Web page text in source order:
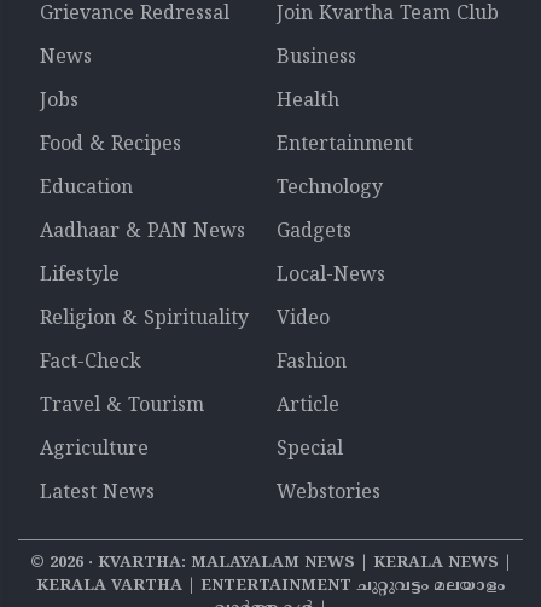
Grievance Redressal
Join Kvartha Team Club
News
Business
Jobs
Health
Food & Recipes
Entertainment
Education
Technology
Aadhaar & PAN News
Gadgets
Lifestyle
Local-News
Religion & Spirituality
Video
Fact-Check
Fashion
Travel & Tourism
Article
Agriculture
Special
Latest News
Webstories
© 2026‧ KVARTHA: MALAYALAM NEWS | KERALA NEWS |
KERALA VARTHA | ENTERTAINMENT ചുറ്റുവട്ടം മലയാളം